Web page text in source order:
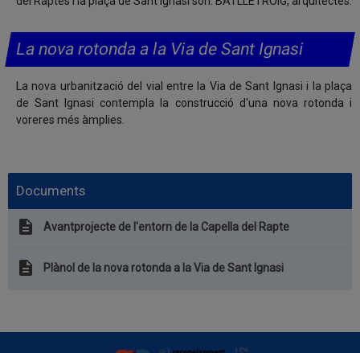
La nova rotonda a la Via de Sant Ignasi
La nova urbanització del vial entre la Via de Sant Ignasi i la plaça
de Sant Ignasi contempla la construcció d'una nova rotonda i
voreres més àmplies.
Documents
description Avantprojecte de l'entorn de la Capella del Rapte
description Plànol de la nova rotonda a la Via de Sant Ignasi